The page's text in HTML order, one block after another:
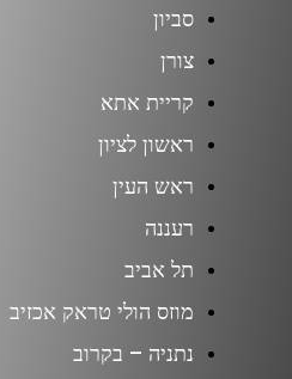
סביון
צורן
קריית אתא
ראשון לציון
ראש העין
רעננה
תל אביב
מוזס הולי טראק אכזיב
נתניה – בקרוב